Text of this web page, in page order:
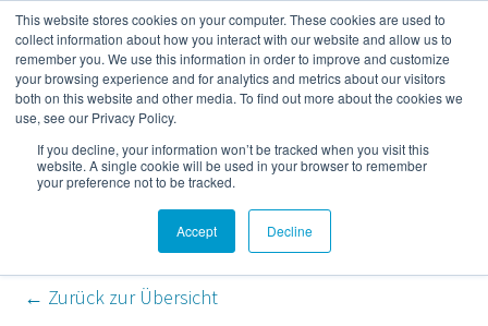
This website stores cookies on your computer. These cookies are used to
collect information about how you interact with our website and allow us to
remember you. We use this information in order to improve and customize
your browsing experience and for analytics and metrics about our visitors
both on this website and other media. To find out more about the cookies we
use, see our Privacy Policy.
If you decline, your information won’t be tracked when you visit this
website. A single cookie will be used in your browser to remember
your preference not to be tracked.
Accept Decline
Mehr
Kompressor- und
Druckluft-Blog
← Zurück zur Übersicht